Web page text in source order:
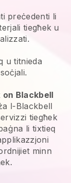
preċedenti li
tiegħek u
u titnieda
Blackbell
l-Blackbell
tiegħek
li tixtieq
minn